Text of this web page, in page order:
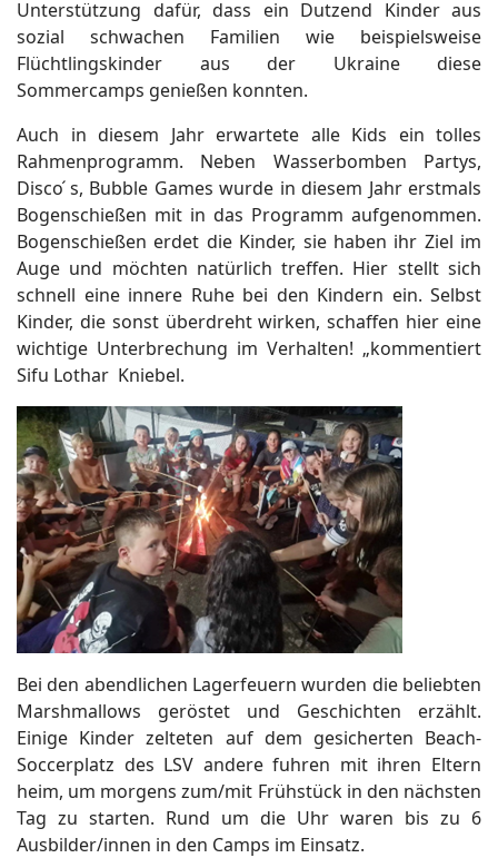
Unterstützung dafür, dass ein Dutzend Kinder aus
sozial schwachen Familien wie beispielsweise
Flüchtlingskinder aus der Ukraine diese
Sommercamps genießen konnten.
Auch in diesem Jahr erwartete alle Kids ein tolles
Rahmenprogramm. Neben Wasserbomben Partys,
Disco ́s, Bubble Games wurde in diesem Jahr erstmals
Bogenschießen mit in das Programm aufgenommen.
Bogenschießen erdet die Kinder, sie haben ihr Ziel im
Auge und möchten natürlich treffen. Hier stellt sich
schnell eine innere Ruhe bei den Kindern ein. Selbst
Kinder, die sonst überdreht wirken, schaffen hier eine
wichtige Unterbrechung im Verhalten! „kommentiert
Sifu Lothar Kniebel.
Bei den abendlichen Lagerfeuern wurden die beliebten
Marshmallows geröstet und Geschichten erzählt.
Einige Kinder zelteten auf dem gesicherten Beach-
Soccerplatz des LSV andere fuhren mit ihren Eltern
heim, um morgens zum/mit Frühstück in den nächsten
Tag zu starten. Rund um die Uhr waren bis zu 6
Ausbilder/innen in den Camps im Einsatz.